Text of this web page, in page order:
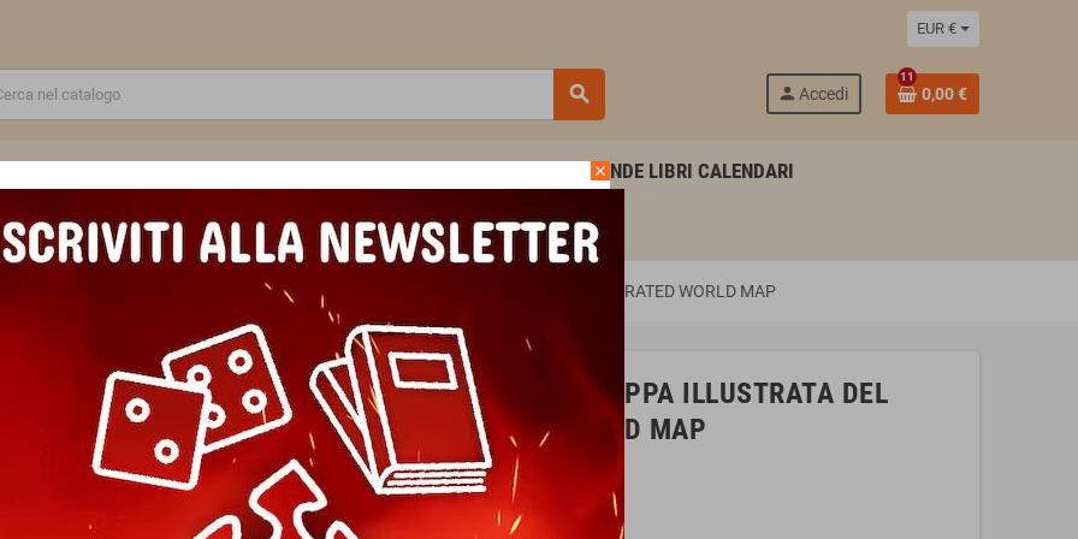
EUR €
search person Accedi
11
0,00 €
AGENDE LIBRI CALENDARI
SCUOLA E TEMPO LIBERO
5000 PEZZI ravensburger MAPPA ILLUSTRATA DEL MONDO originale ILLUSTRATED WORLD MAP
PUZZLE 5000 PEZZI ravensburger MAPPA ILLUSTRATA DEL
MONDO originale ILLUSTRATED WORLD MAP
Marca
Ravensburger
Riferimento
4005555017387
In magazzino
1 Articolo
close